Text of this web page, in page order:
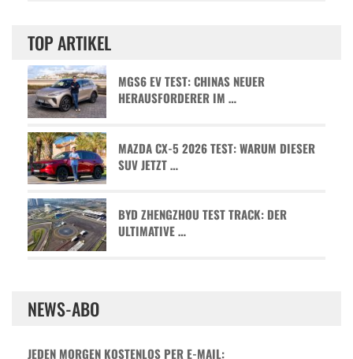
TOP ARTIKEL
MGS6 EV TEST: CHINAS NEUER
HERAUSFORDERER IM …
MAZDA CX-5 2026 TEST: WARUM DIESER
SUV JETZT …
BYD ZHENGZHOU TEST TRACK: DER
ULTIMATIVE …
NEWS-ABO
JEDEN MORGEN KOSTENLOS PER E-MAIL: